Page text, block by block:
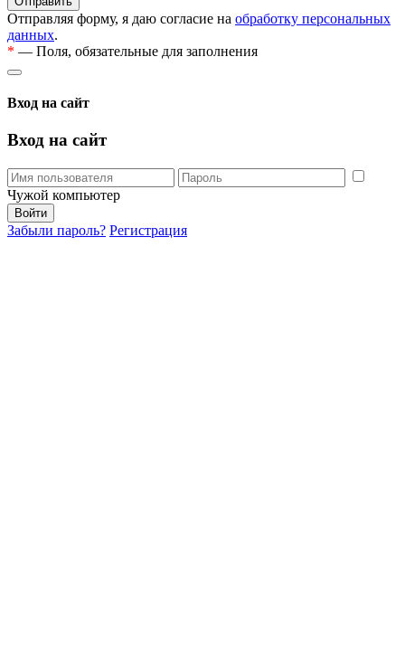
Отправляя форму, я даю согласие на обработку персональных
данных.
* — Поля, обязательные для заполнения
Вход на сайт
Вход на сайт
Чужой компьютер
Забыли пароль? Регистрация